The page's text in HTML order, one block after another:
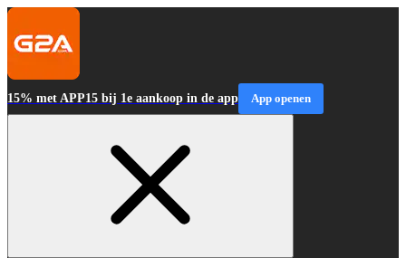
15% met APP15 bij 1e aankoop in de app App openen